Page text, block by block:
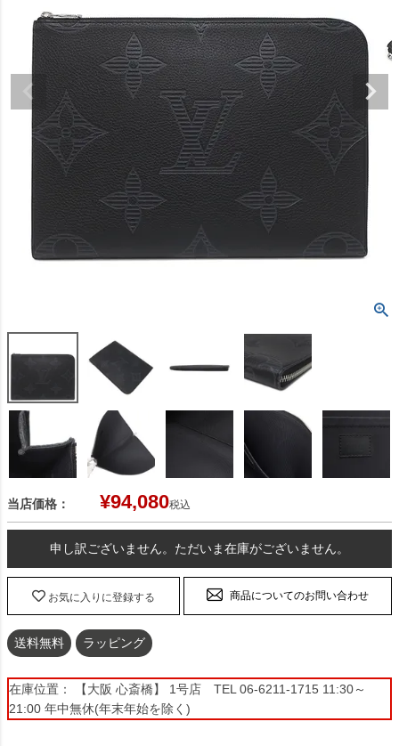
当店価格： ¥94,080税込
申し訳ございません。ただいま在庫がございません。
お気に入りに登録する 商品についてのお問い合わせ
送料無料 ラッピング
在庫位置： 【大阪 心斎橋】 1号店 TEL 06-6211-1715 11:30～
21:00 年中無休(年末年始を除く)